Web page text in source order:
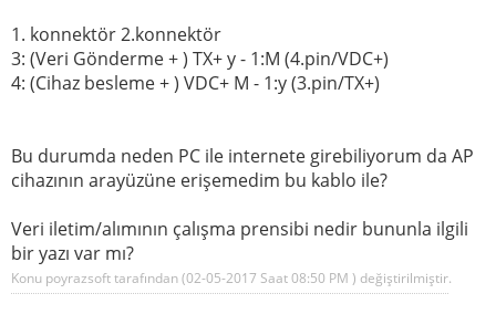
1. konnektör 2.konnektör
3: (Veri Gönderme + ) TX+ y - 1:M (4.pin/VDC+)
4: (Cihaz besleme + ) VDC+ M - 1:y (3.pin/TX+)
Bu durumda neden PC ile internete girebiliyorum da AP
cihazının arayüzüne erişemedim bu kablo ile?
Veri iletim/alımının çalışma prensibi nedir bununla ilgili
bir yazı var mı?
Konu poyrazsoft tarafından (02-05-2017 Saat08:50 PM ) değiştirilmiştir.